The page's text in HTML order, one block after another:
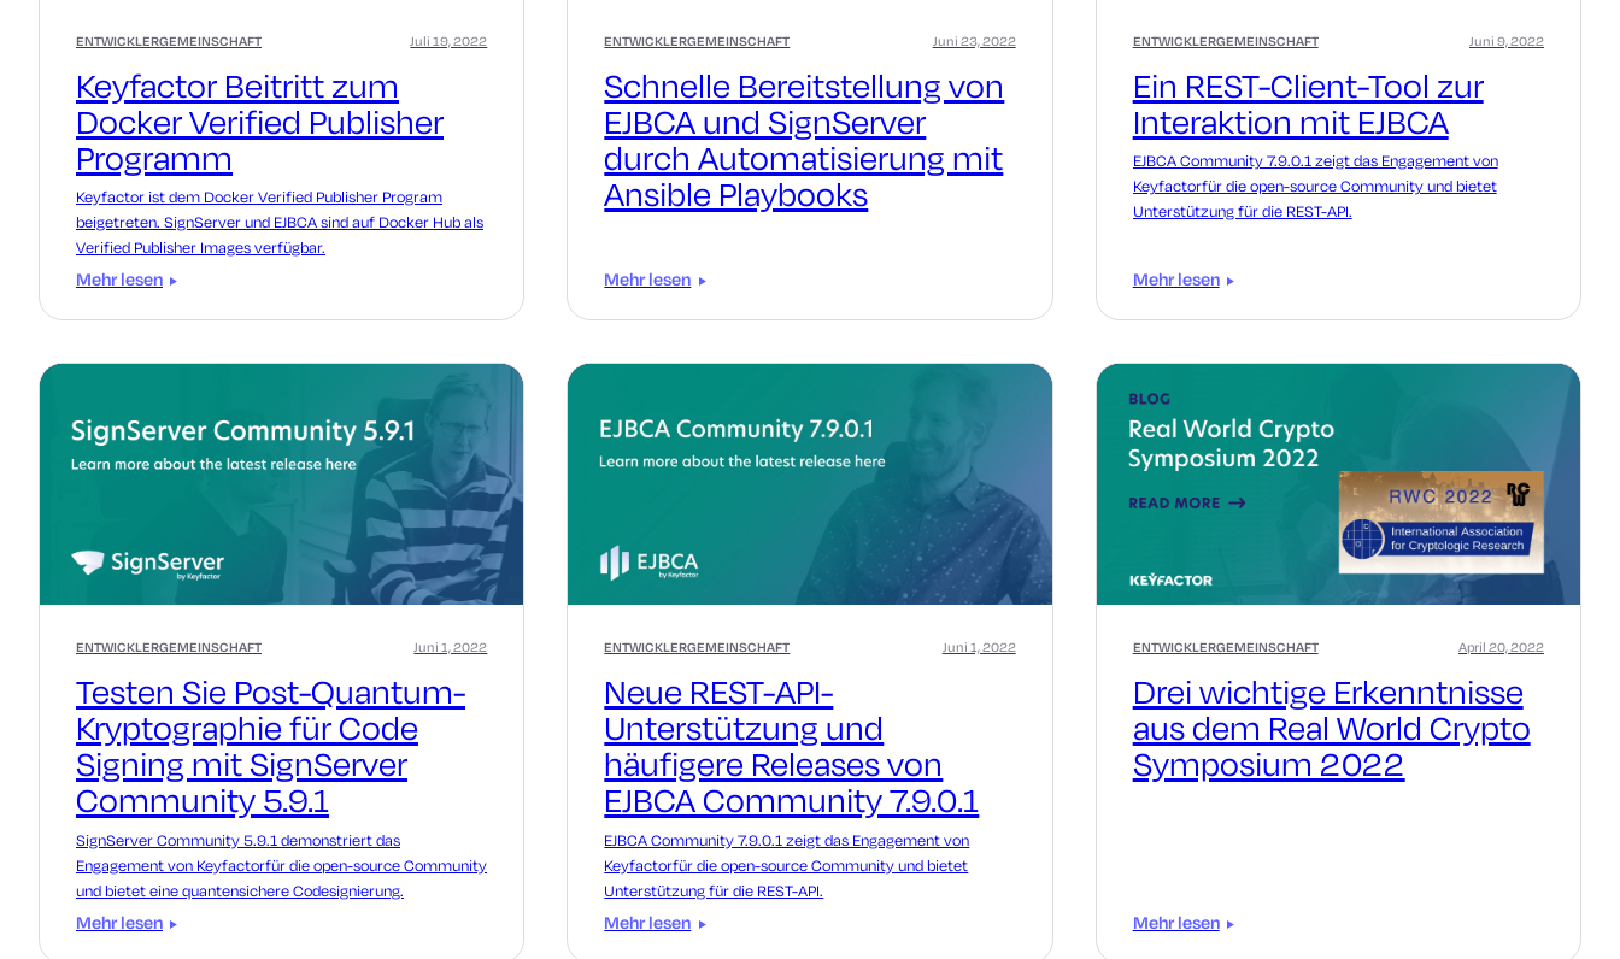
ENTWICKLERGEMEINSCHAFT
Keyfactor Beitritt zum
Docker Verified Publisher
Programm
Juli 19, 2022
Keyfactor ist dem Docker Verified Publisher Program
beigetreten. SignServer und EJBCA sind auf Docker Hub als
Verified Publisher Images verfügbar.
Mehr lesen
ENTWICKLERGEMEINSCHAFT
Schnelle Bereitstellung von
EJBCA und SignServer
durch Automatisierung mit
Ansible Playbooks
Juni 23, 2022
Mehr lesen
ENTWICKLERGEMEINSCHAFT
Ein REST-Client-Tool zur
Interaktion mit EJBCA
Juni 9, 2022
EJBCA Community 7.9.0.1 zeigt das Engagement von
Keyfactorfür die open-source Community und bietet
Unterstützung für die REST-API.
Mehr lesen
ENTWICKLERGEMEINSCHAFT
Testen Sie Post-Quantum-
Kryptographie für Code
Signing mit SignServer
Community 5.9.1
Juni 1, 2022
SignServer Community 5.9.1 demonstriert das
Engagement von Keyfactorfür die open-source Community
und bietet eine quantensichere Codesignierung.
Mehr lesen
ENTWICKLERGEMEINSCHAFT
Neue REST-API-
Unterstützung und
häufigere Releases von
EJBCA Community 7.9.0.1
Juni 1, 2022
EJBCA Community 7.9.0.1 zeigt das Engagement von
Keyfactorfür die open-source Community und bietet
Unterstützung für die REST-API.
Mehr lesen
ENTWICKLERGEMEINSCHAFT
Drei wichtige Erkenntnisse
aus dem Real World Crypto
Symposium 2022
April 20, 2022
Mehr lesen